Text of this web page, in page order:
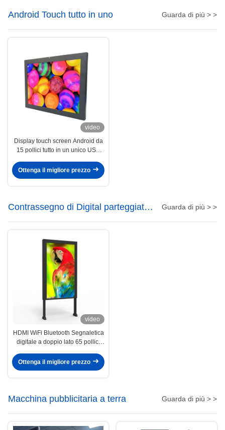
Android Touch tutto in uno Guarda di più > >
video
Display touch screen Android da
15 pollici tutto in un unico USB
Ottenga il migliore prezzo
Contrassegno di Digital parteggiato
doppio
Guarda di più > >
video
HDMI WiFi Bluetooth Segnaletica
digitale a doppio lato 65 pollici
Ottenga il migliore prezzo
Macchina pubblicitaria a terra Guarda di più > >